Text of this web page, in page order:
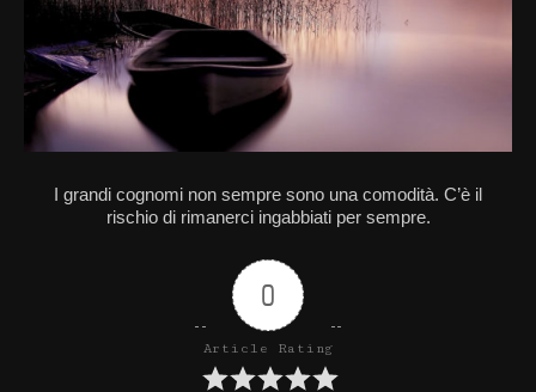
I grandi cognomi non sempre sono una comodità. C’è il
rischio di rimanerci ingabbiati per sempre.
0
Article Rating